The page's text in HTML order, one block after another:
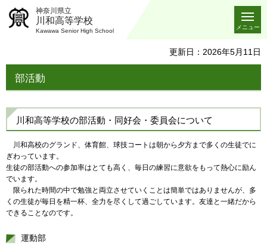
神奈川県立
川和高等学校
Kawawa Senior High School
メニュー
更新日：2026年5月11日
部活動
川和高等学校の部活動・同好会・委員会について
川和高校のグランド、体育館、球技コートは朝から夕方まで多くの生徒でに
ぎわっています。
生徒の部活動への参加率はとても高く、毎日の練習に意欲をもって熱心に励ん
でいます。
限られた時間の中で勉強と両立させていくことは簡単ではありませんが、多
くの生徒が毎日を精一杯、全力を尽くして過ごしています。友達と一緒だから
できることなのです。
運動部